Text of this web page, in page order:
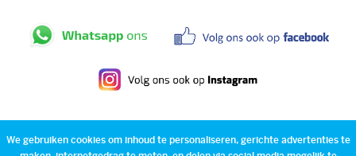
56027915
We gebruiken cookies om inhoud te personaliseren, gerichte advertenties te